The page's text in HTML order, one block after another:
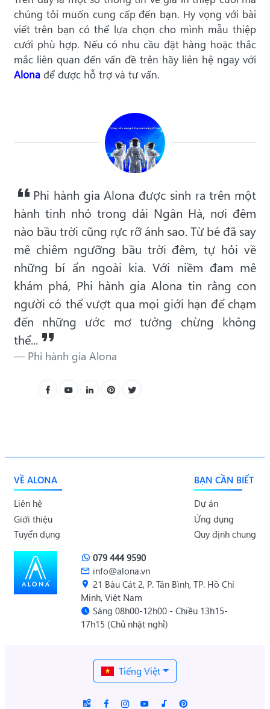
chúng tôi muốn cung cấp đến bạn. Hy vọng với bài
viết trên bạn có thể lựa chọn cho mình mẫu thiệp
cưới phù hợp. Nếu có nhu cầu đặt hàng hoặc thắc
mắc liên quan đến vấn đề trên hãy liên hệ ngay với
Alona để được hỗ trợ và tư vấn.
Phi hành gia Alona được sinh ra trên một
hành tinh nhỏ trong dải Ngân Hà, nơi đêm
nào bầu trời cũng rực rỡ ánh sao. Từ bé đã say
mê chiêm ngưỡng bầu trời đêm, tự hỏi về
những bí ẩn ngoài kia. Với niềm đam mê
khám phá, Phi hành gia Alona tin rằng con
người có thể vượt qua mọi giới hạn để chạm
đến những ước mơ tưởng chừng không
thể...
Phi hành gia Alona
079 444 9590
info@alona.vn
21 Bàu Cát 2, P. Tân Bình, TP. Hồ Chí
Minh, Việt Nam
Sáng 08h00-12h00 - Chiều 13h15-
17h15 (Chủ nhật nghỉ)
VỀ ALONA
Liên hệ
Giới thiệu
Tuyển dụng
BẠN CẦN BIẾT
Dự án
Ứng dụng
Quy định chung
Tiếng Việt